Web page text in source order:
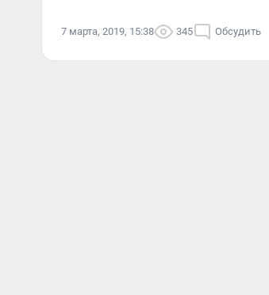
7 марта, 2019, 15:38 345 Обсудить